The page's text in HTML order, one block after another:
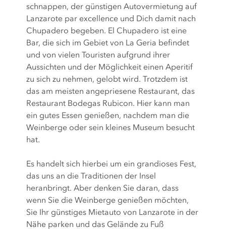
schnappen, der günstigen Autovermietung auf
Lanzarote par excellence und Dich damit nach
Chupadero begeben. El Chupadero ist eine
Bar, die sich im Gebiet von La Geria befindet
und von vielen Touristen aufgrund ihrer
Aussichten und der Möglichkeit einen Aperitif
zu sich zu nehmen, gelobt wird. Trotzdem ist
das am meisten angepriesene Restaurant, das
Restaurant Bodegas Rubicon. Hier kann man
ein gutes Essen genießen, nachdem man die
Weinberge oder sein kleines Museum besucht
hat.
Es handelt sich hierbei um ein grandioses Fest,
das uns an die Traditionen der Insel
heranbringt. Aber denken Sie daran, dass
wenn Sie die Weinberge genießen möchten,
Sie Ihr günstiges Mietauto von Lanzarote in der
Nähe parken und das Gelände zu Fuß